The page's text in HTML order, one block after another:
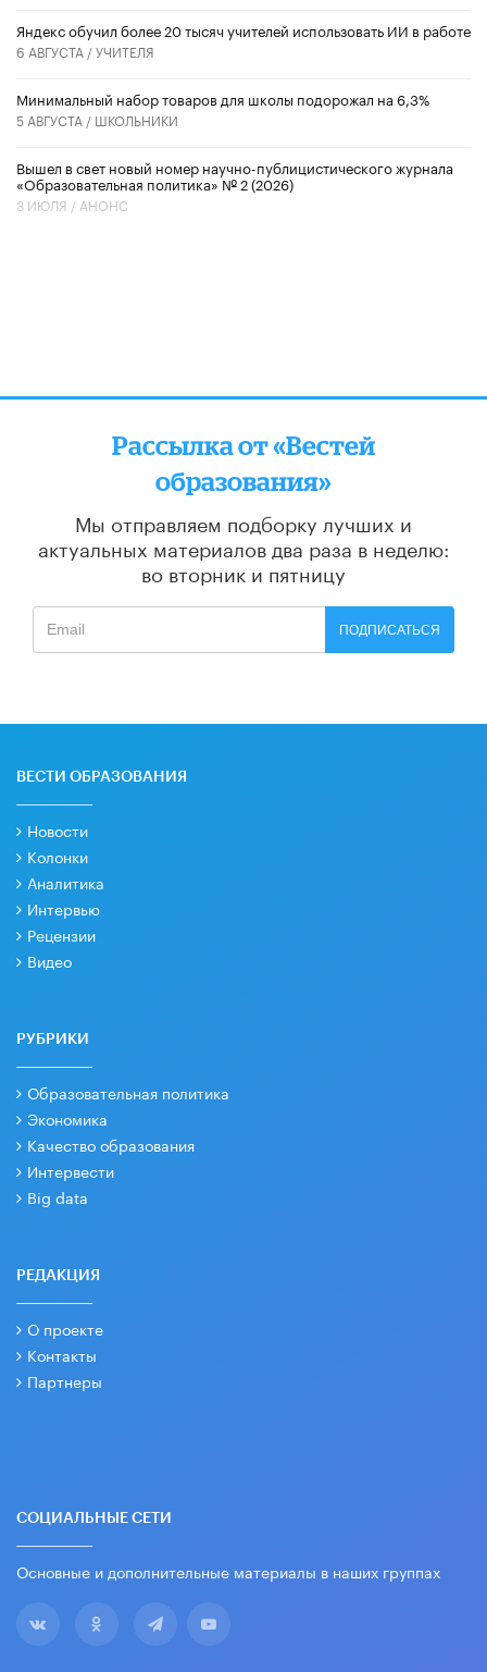
​Яндекс обучил более 20 тысяч учителей использовать ИИ в работе
6 АВГУСТА /УЧИТЕЛЯ
Минимальный набор товаров для школы подорожал на 6,3%
5 АВГУСТА / ШКОЛЬНИКИ
Вышел в свет новый номер научно-публицистического журнала
«Образовательная политика» № 2 (2026)
3 ИЮЛЯ / АНОНС
Рассылка от «Вестей
образования»
Мы отправляем подборку лучших и
актуальных материалов два раза в неделю:
во вторник и пятницу
ПОДПИСАТЬСЯ
ВЕСТИ ОБРАЗОВАНИЯ
Новости
Колонки
Аналитика
Интервью
Рецензии
Видео
РУБРИКИ
Образовательная политика
Экономика
Качество образования
Интервести
Big data
РЕДАКЦИЯ
О проекте
Контакты
Партнеры
СОЦИАЛЬНЫЕ СЕТИ
Основные и дополнительные материалы в наших группах